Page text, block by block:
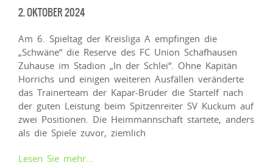
2. OKTOBER 2024
Am 6. Spieltag der Kreisliga A empfingen die
„Schwäne“ die Reserve des FC Union Schafhausen
Zuhause im Stadion „In der Schlei“. Ohne Kapitän
Horrichs und einigen weiteren Ausfällen veränderte
das Trainerteam der Kapar-Brüder die Startelf nach
der guten Leistung beim Spitzenreiter SV Kuckum auf
zwei Positionen. Die Heimmannschaft startete, anders
als die Spiele zuvor, ziemlich
Lesen Sie mehr…